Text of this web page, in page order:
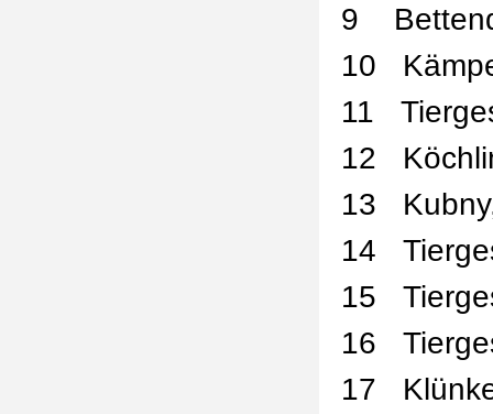
9
10
11
12
13
14
15
16
17